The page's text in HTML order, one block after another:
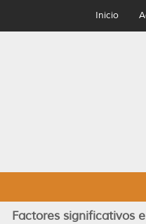
Inicio
Factores significativos